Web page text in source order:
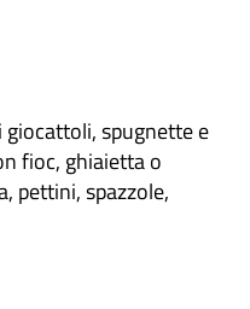
spugnette e
fioc, ghiaietta o
pettini, spazzole,